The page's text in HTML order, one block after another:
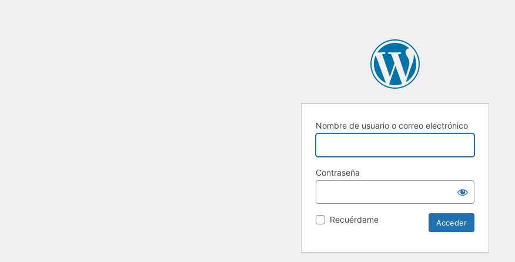
Nombre de usuario o correo electrónico
Contraseña
Recuérdame